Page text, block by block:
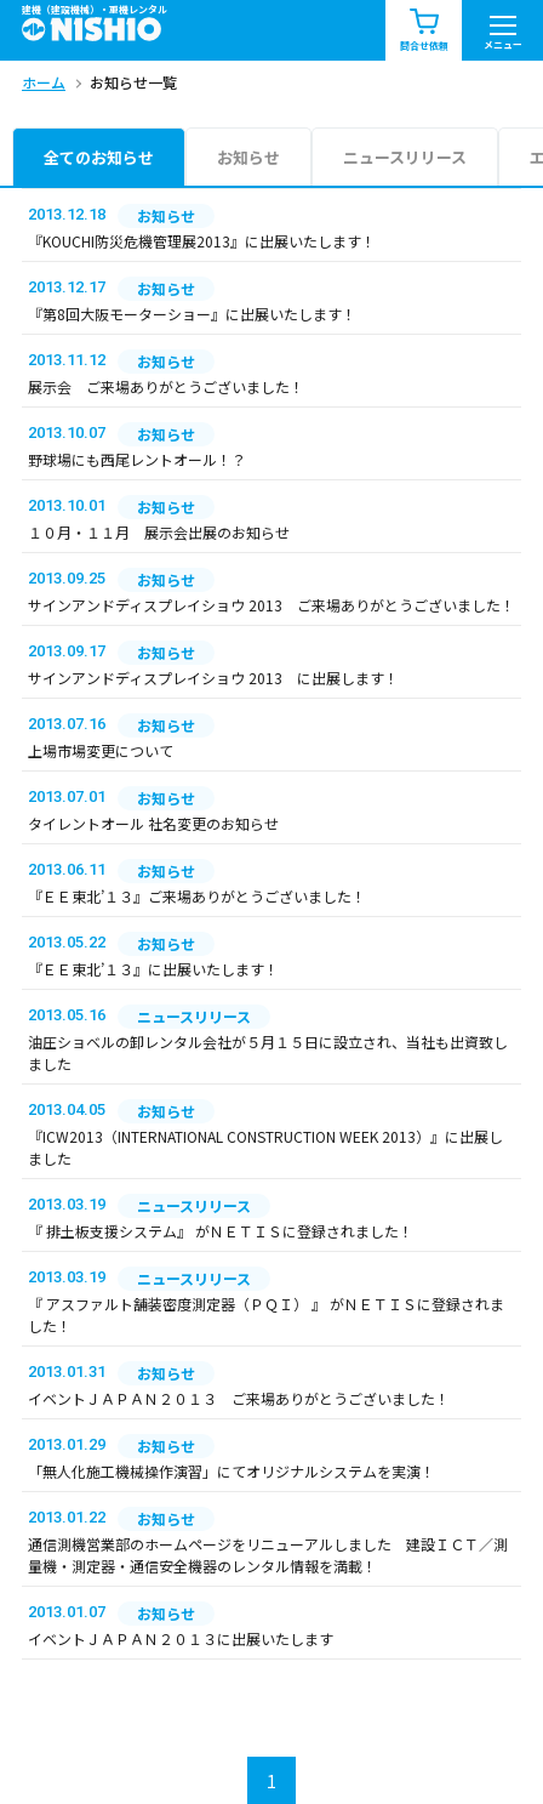
建機（建設機械）・重機レンタル
問合せ依頼 メニュー
商品一覧 お知らせ一覧
問合せ依頼リスト
エリア情報を見る
ホーム お知らせ一覧
全てのお知らせ お知らせ ニュースリリース
2013.12.18
お知らせ
『KOUCHI防災危機管理展2013』に出展いたします！
2013.12.17
お知らせ
『第8回大阪モーターショー』に出展いたします！
2013.11.12
お知らせ
展示会 ご来場ありがとうございました！
2013.10.07
お知らせ
野球場にも西尾レントオール！？
2013.10.01
お知らせ
１０月・１１月 展示会出展のお知らせ
2013.09.25
お知らせ
サインアンドディスプレイショウ 2013 ご来場ありがとうございました！
2013.09.17
お知らせ
サインアンドディスプレイショウ 2013 に出展します！
2013.07.16
お知らせ
上場市場変更について
2013.07.01
お知らせ
タイレントオール 社名変更のお知らせ
2013.06.11
お知らせ
『ＥＥ東北’１３』ご来場ありがとうございました！
2013.05.22
お知らせ
『ＥＥ東北’１３』に出展いたします！
2013.05.16
ニュースリリース
油圧ショベルの卸レンタル会社が５月１５日に設立され、当社も出資致し
ました
2013.04.05
お知らせ
『ICW2013（INTERNATIONAL CONSTRUCTION WEEK 2013）』に出展し
ました
2013.03.19
ニュースリリース
『 排土板支援システム』 がＮＥＴＩＳに登録されました！
2013.03.19
ニュースリリース
『 アスファルト舗装密度測定器（ＰＱＩ） 』 がＮＥＴＩＳに登録されま
した！
2013.01.31
お知らせ
イベントＪＡＰＡＮ２０１３ ご来場ありがとうございました！
2013.01.29
お知らせ
「無人化施工機械操作演習」にてオリジナルシステムを実演！
2013.01.22
お知らせ
通信測機営業部のホームページをリニューアルしました 建設ＩＣＴ／測
量機・測定器・通信安全機器のレンタル情報を満載！
2013.01.07
お知らせ
イベントＪＡＰＡＮ２０１３に出展いたします
1